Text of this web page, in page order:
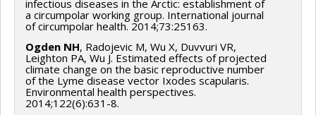
infectious diseases in the Arctic: establishment of
a circumpolar working group. International journal
of circumpolar health. 2014;73:25163.
Ogden NH, Radojevic M, Wu X, Duvvuri VR,
Leighton PA, Wu J. Estimated effects of projected
climate change on the basic reproductive number
of the Lyme disease vector Ixodes scapularis.
Environmental health perspectives.
2014;122(6):631-8.